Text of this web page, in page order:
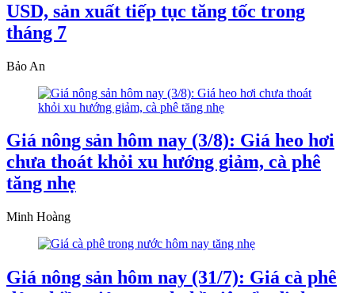
USD, sản xuất tiếp tục tăng tốc trong
tháng 7
Bảo An
Giá nông sản hôm nay (3/8): Giá heo hơi
chưa thoát khỏi xu hướng giảm, cà phê
tăng nhẹ
Minh Hoàng
Giá nông sản hôm nay (31/7): Giá cà phê